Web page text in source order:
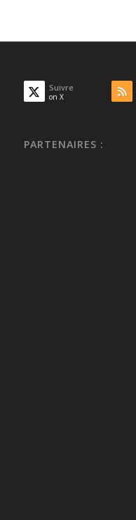
Suivre
on X
PARTENAIRES :